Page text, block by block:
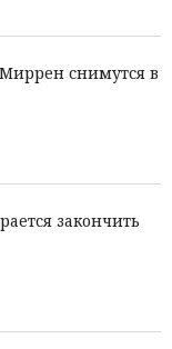
снимутся в
закончить